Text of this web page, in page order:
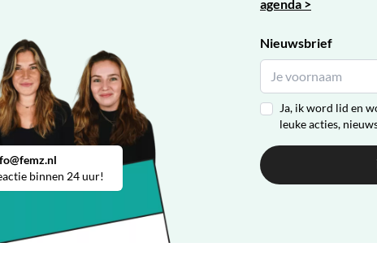
binnen 24 uur!
agenda >
Nieuwsbrief
Ja, ik word lid en
leuke acties,